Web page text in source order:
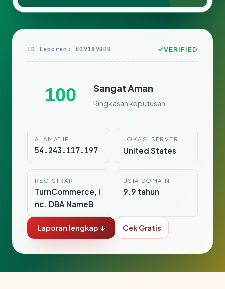
ID Laporan: #09189BDB VERIFIED
100 Sangat Aman
Ringkasan keputusan
ALAMAT IP
54.243.117.197
LOKASI SERVER
United States
REGISTRAR
TurnCommerce, I
nc. DBA NameB
USIA DOMAIN
9.9 tahun
Laporan lengkap ↓ Cek Gratis